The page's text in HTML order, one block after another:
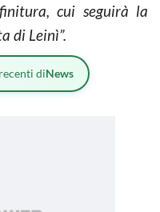
cui seguirà la
di Leinì”.
diNews